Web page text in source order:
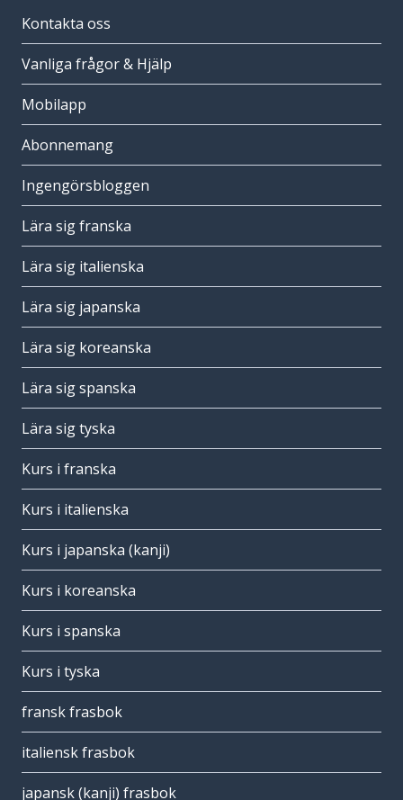
Kontakta oss
Vanliga frågor & Hjälp
Mobilapp
Abonnemang
Ingengörsbloggen
Lära sig franska
Lära sig italienska
Lära sig japanska
Lära sig koreanska
Lära sig spanska
Lära sig tyska
Kurs i franska
Kurs i italienska
Kurs i japanska (kanji)
Kurs i koreanska
Kurs i spanska
Kurs i tyska
fransk frasbok
italiensk frasbok
japansk (kanji) frasbok